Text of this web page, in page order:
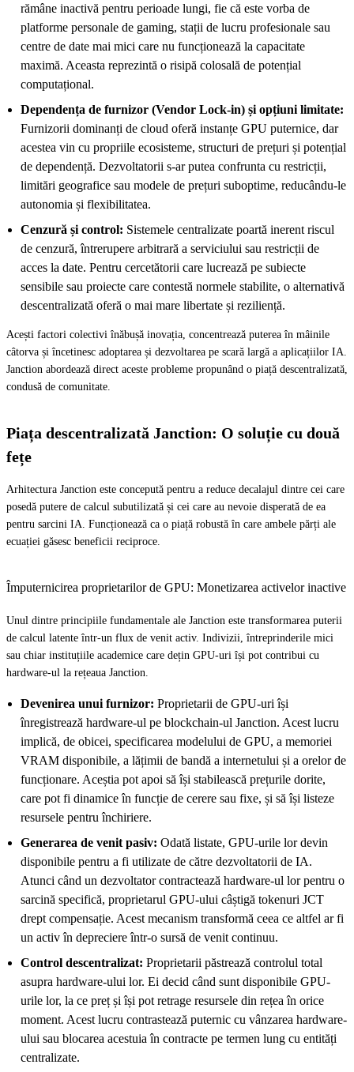
rămâne inactivă pentru perioade lungi, fie că este vorba de
platforme personale de gaming, stații de lucru profesionale sau
centre de date mai mici care nu funcționează la capacitate
maximă. Aceasta reprezintă o risipă colosală de potențial
computațional.
Dependența de furnizor (Vendor Lock-in) și opțiuni limitate:
Furnizorii dominanți de cloud oferă instanțe GPU puternice, dar
acestea vin cu propriile ecosisteme, structuri de prețuri și potențial
de dependență. Dezvoltatorii s-ar putea confrunta cu restricții,
limitări geografice sau modele de prețuri suboptime, reducându-le
autonomia și flexibilitatea.
Cenzură și control: Sistemele centralizate poartă inerent riscul
de cenzură, întrerupere arbitrară a serviciului sau restricții de
acces la date. Pentru cercetătorii care lucrează pe subiecte
sensibile sau proiecte care contestă normele stabilite, o alternativă
descentralizată oferă o mai mare libertate și reziliență.
Acești factori colectivi înăbușă inovația, concentrează puterea în mâinile
câtorva și încetinesc adoptarea și dezvoltarea pe scară largă a aplicațiilor IA.
Janction abordează direct aceste probleme propunând o piață descentralizată,
condusă de comunitate.
Piața descentralizată Janction: O soluție cu două
fețe
Arhitectura Janction este concepută pentru a reduce decalajul dintre cei care
posedă putere de calcul subutilizată și cei care au nevoie disperată de ea
pentru sarcini IA. Funcționează ca o piață robustă în care ambele părți ale
ecuației găsesc beneficii reciproce.
Împuternicirea proprietarilor de GPU: Monetizarea activelor inactive
Unul dintre principiile fundamentale ale Janction este transformarea puterii
de calcul latente într-un flux de venit activ. Indivizii, întreprinderile mici
sau chiar instituțiile academice care dețin GPU-uri își pot contribui cu
hardware-ul la rețeaua Janction.
Devenirea unui furnizor: Proprietarii de GPU-uri își
înregistrează hardware-ul pe blockchain-ul Janction. Acest lucru
implică, de obicei, specificarea modelului de GPU, a memoriei
VRAM disponibile, a lățimii de bandă a internetului și a orelor de
funcționare. Aceștia pot apoi să își stabilească prețurile dorite,
care pot fi dinamice în funcție de cerere sau fixe, și să își listeze
resursele pentru închiriere.
Generarea de venit pasiv: Odată listate, GPU-urile lor devin
disponibile pentru a fi utilizate de către dezvoltatorii de IA.
Atunci când un dezvoltator contractează hardware-ul lor pentru o
sarcină specifică, proprietarul GPU-ului câștigă tokenuri JCT
drept compensație. Acest mecanism transformă ceea ce altfel ar fi
un activ în depreciere într-o sursă de venit continuu.
Control descentralizat: Proprietarii păstrează controlul total
asupra hardware-ului lor. Ei decid când sunt disponibile GPU-
urile lor, la ce preț și își pot retrage resursele din rețea în orice
moment. Acest lucru contrastează puternic cu vânzarea hardware-
ului sau blocarea acestuia în contracte pe termen lung cu entități
centralizate.